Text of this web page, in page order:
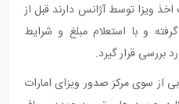
ویزا توسط آژانس دارند قبل از
و با استعلام مبلغ و شرایط
بررسی قرار گیرد.
سوی مرکز صدور ویزای امارات